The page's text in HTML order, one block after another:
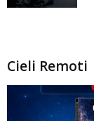
Cieli Remoti